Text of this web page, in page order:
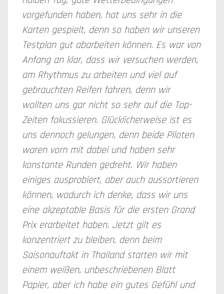
vorgefunden haben, hat uns sehr in die
Karten gespielt, denn so haben wir unseren
Testplan gut abarbeiten können. Es war von
Anfang an klar, dass wir versuchen werden,
am Rhythmus zu arbeiten und viel auf
gebrauchten Reifen fahren, denn wir
wollten uns gar nicht so sehr auf die Top-
Zeiten fokussieren. Glücklicherweise ist es
uns dennoch gelungen, denn beide Piloten
waren vorn mit dabei und haben sehr
konstante Runden gedreht. Wir haben
einiges ausprobiert, aber auch aussortieren
können, wodurch ich denke, dass wir uns
eine akzeptable Basis für die ersten Grand
Prix erarbeitet haben. Jetzt gilt es
konzentriert zu bleiben, denn beim
Saisonauftakt in Thailand starten wir mit
einem weißen, unbeschriebenen Blatt
Papier, aber ich habe ein gutes Gefühl und